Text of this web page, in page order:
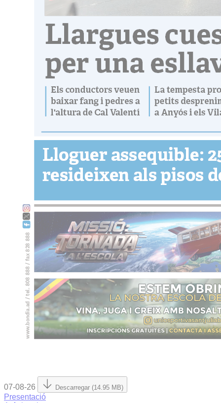
07-08-26 Descarregar (14.95 MB)
Presentació